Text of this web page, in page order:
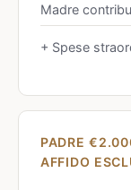
Madre
+ Spese
PADRE
AFFIDO